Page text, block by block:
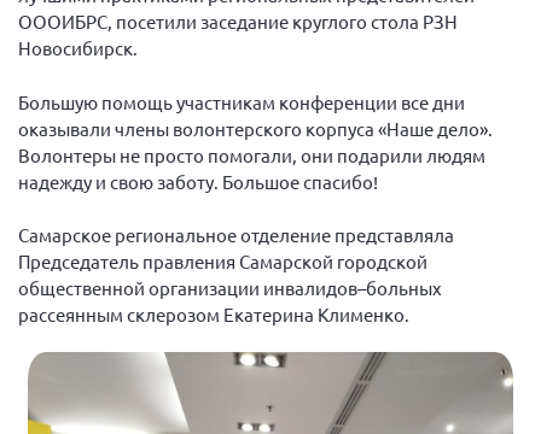
Брянская область
Владимирская область
Волгоградская область
Воронежская область
Ивановская область
Кемеровская область
Кировская область
Краснодарский край
Красноярский край
Липецкая область
ОООИБРС, посетили заседание круглого стола РЗН
Новосибирск.
Большую помощь участникам конференции все дни
оказывали члены волонтерского корпуса «Наше дело».
Волонтеры не просто помогали, они подарили людям
надежду и свою заботу. Большое спасибо!
Самарское региональное отделение представляла
Председатель правления Самарской городской
общественной организации инвалидов–больных
рассеянным склерозом Екатерина Клименко.